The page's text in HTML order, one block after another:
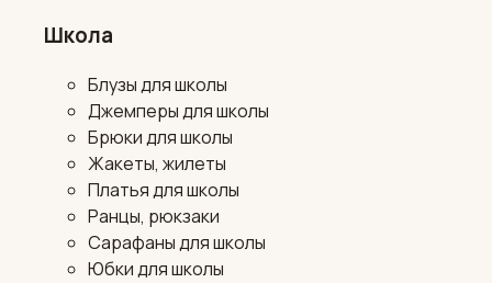
Школа
Блузы для школы
Джемперы для школы
Брюки для школы
Жакеты, жилеты
Платья для школы
Ранцы, рюкзаки
Сарафаны для школы
Юбки для школы